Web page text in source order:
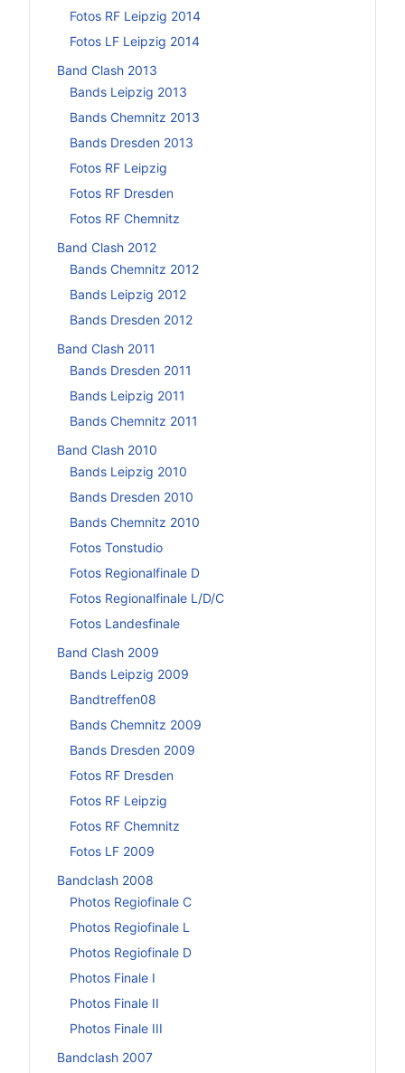
Fotos RF Leipzig 2014
Fotos LF Leipzig 2014
Band Clash 2013
Bands Leipzig 2013
Bands Chemnitz 2013
Bands Dresden 2013
Fotos RF Leipzig
Fotos RF Dresden
Fotos RF Chemnitz
Band Clash 2012
Bands Chemnitz 2012
Bands Leipzig 2012
Bands Dresden 2012
Band Clash 2011
Bands Dresden 2011
Bands Leipzig 2011
Bands Chemnitz 2011
Band Clash 2010
Bands Leipzig 2010
Bands Dresden 2010
Bands Chemnitz 2010
Fotos Tonstudio
Fotos Regionalfinale D
Fotos Regionalfinale L/D/C
Fotos Landesfinale
Band Clash 2009
Bands Leipzig 2009
Bandtreffen08
Bands Chemnitz 2009
Bands Dresden 2009
Fotos RF Dresden
Fotos RF Leipzig
Fotos RF Chemnitz
Fotos LF 2009
Bandclash 2008
Photos Regiofinale C
Photos Regiofinale L
Photos Regiofinale D
Photos Finale I
Photos Finale II
Photos Finale III
Bandclash 2007